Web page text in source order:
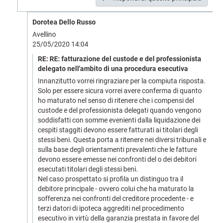
Dorotea Dello Russo
Avellino
25/05/2020 14:04
RE: RE: fatturazione del custode e del professionista
delegato nell'ambito di una procedura esecutiva
Innanzitutto vorrei ringraziare per la compiuta risposta.
Solo per essere sicura vorrei avere conferma di quanto
ho maturato nel senso di ritenere che i compensi del
custode e del professionista delegati quando vengono
soddisfatti con somme evenienti dalla liquidazione dei
cespiti staggiti devono essere fatturati ai titolari degli
stessi beni. Questa porta a ritenere nei diversi tribunali e
sulla base degli orientamenti prevalenti che le fatture
devono essere emesse nei confronti del o dei debitori
esecutati titolari degli stessi beni.
Nel caso prospettato si profila un distinguo tra il
debitore principale - ovvero colui che ha maturato la
sofferenza nei confronti del creditore procedente - e
terzi datori di ipoteca aggrediti nel procedimento
esecutivo in virtù della garanzia prestata in favore del